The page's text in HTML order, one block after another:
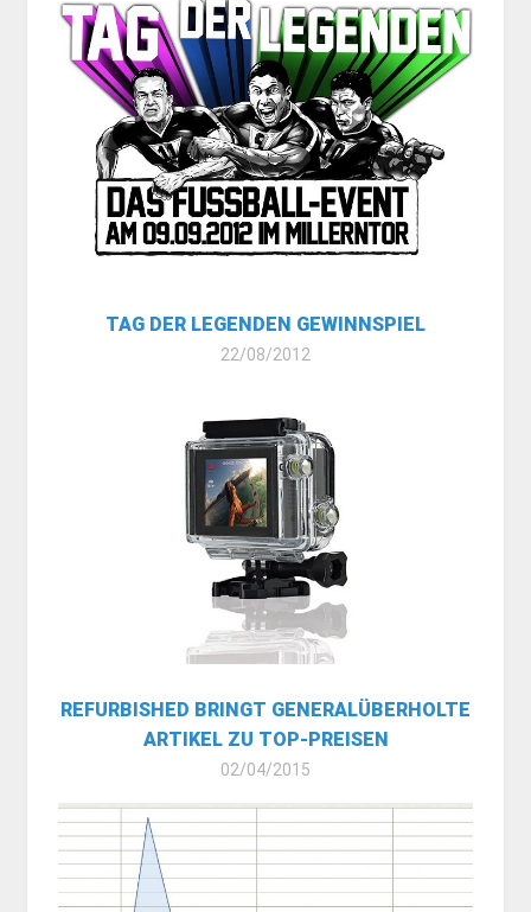
TAG DER LEGENDEN GEWINNSPIEL
22/08/2012
REFURBISHED BRINGT GENERALÜBERHOLTE
ARTIKEL ZU TOP-PREISEN
02/04/2015